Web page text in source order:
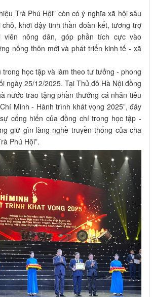
Trà Phú Hội” còn có ý nghĩa xã hội sâu
khơi dậy tinh thần đoàn kết, tương trợ
viên nông dân, góp phần tích cực vào
nông thôn mới và phát triển kinh tế - xã
học tập và làm theo tư tưởng - phong
ngày 25/12/2025. Tại Thủ đô Hà Nội đồng
nước trao tặng phần thưởng cá nhân tiêu
Minh - Hành trình khát vọng 2025”, đây
cống hiến của đồng chí trong học tập -
giữ gìn làng nghề truyền thống của cha
Phú Hội”.